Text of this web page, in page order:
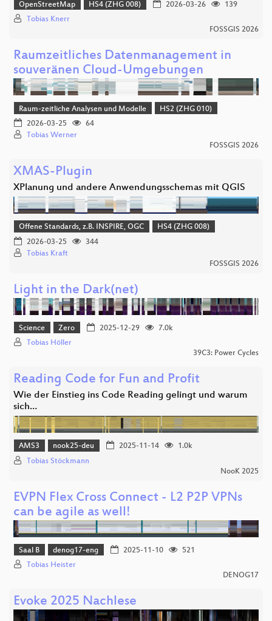
OpenStreetMap HS4 (ZHG 008) 2026-03-26
139
Tobias Knerr
FOSSGIS 2026
Raumzeitliches Datenmanagement in
souveränen Cloud-Umgebungen
Raum-zeitliche Analysen und Modelle
HS2 (ZHG 010)
2026-03-25
64
Tobias Werner
FOSSGIS 2026
XMAS-Plugin
XPlanung und andere Anwendungsschemas mit QGIS
Offene Standards, z.B. INSPIRE, OGC
HS4 (ZHG 008)
2026-03-25
344
Tobias Kraft
FOSSGIS 2026
Light in the Dark(net)
Science Zero 2025-12-29
7.0k
Tobias Höller
39C3: Power Cycles
Reading Code for Fun and Profit
Wie der Einstieg ins Code Reading gelingt und warum
sich…
AMS3 nook25-deu 2025-11-14
1.0k
Tobias Stöckmann
NooK 2025
EVPN Flex Cross Connect - L2 P2P VPNs
can be agile as well!
Saal B denog17-eng 2025-11-10
521
Tobias Heister
DENOG17
Evoke 2025 Nachlese